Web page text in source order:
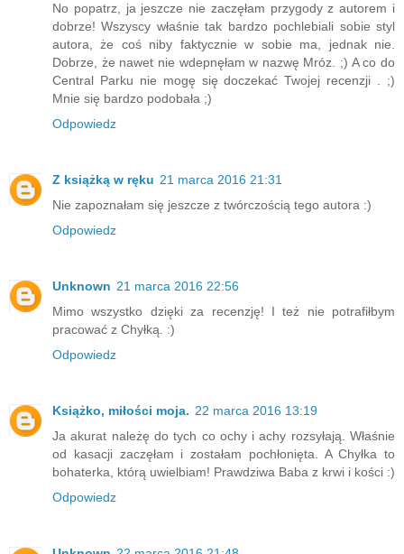
No popatrz, ja jeszcze nie zaczęłam przygody z autorem i
dobrze! Wszyscy właśnie tak bardzo pochlebiali sobie styl
autora, że coś niby faktycznie w sobie ma, jednak nie.
Dobrze, że nawet nie wdepnęłam w nazwę Mróz. ;) A co do
Central Parku nie mogę się doczekać Twojej recenzji . ;)
Mnie się bardzo podobała ;)
Odpowiedz
Z książką w ręku 21 marca 2016 21:31
Nie zapoznałam się jeszcze z twórczością tego autora :)
Odpowiedz
Unknown 21 marca 2016 22:56
Mimo wszystko dzięki za recenzję! I też nie potrafiłbym
pracować z Chyłką. :)
Odpowiedz
Książko, miłości moja. 22 marca 2016 13:19
Ja akurat należę do tych co ochy i achy rozsyłają. Właśnie
od kasacji zaczęłam i zostałam pochłonięta. A Chyłka to
bohaterka, którą uwielbiam! Prawdziwa Baba z krwi i kości :)
Odpowiedz